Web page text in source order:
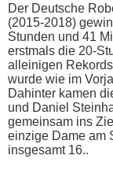
Der Deutsche
(2015-2018)
Stunden und 41
erstmals die 20-
alleinigen
wurde wie im
Dahinter kamen
und Daniel
gemeinsam ins
einzige Dame am
insgesamt 16..